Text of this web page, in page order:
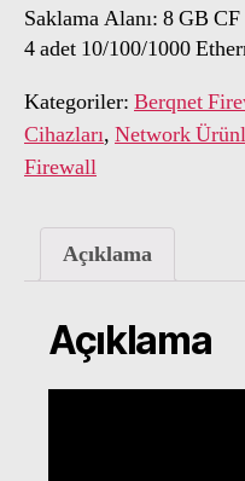
Saklama Alanı: 8 GB CF
4 adet 10/100/1000
Kategoriler: Berqnet
Cihazları, Network
Firewall
Açıklama
Açıklama